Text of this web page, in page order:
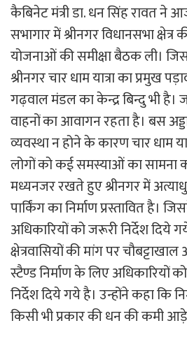
कैबिनेट मंत्री डा. धन सिंह रावत ने
सभागार में श्रीनगर विधानसभा क्षेत्र
योजनाओं की समीक्षा बैठक ली।
श्रीनगर चार धाम यात्रा का प्रमुख
गढ़वाल मंडल का केन्द्र बिन्दु भी है।
वाहनों का आवागन रहता है। बस
व्यवस्था न होने के कारण चार धाम
लोगों को कई समस्याओं का सामना
मध्यनजर रखते हुए श्रीनगर में
पार्किंग का निर्माण प्रस्तावित है।
अधिकारियों को जरूरी निर्देश दिये
क्षेत्रवासियों की मांग पर
स्टैण्ड निर्माण के लिए अधिकारियों
निर्देश दिये गये है। उन्होंने कहा कि
किसी भी प्रकार की धन की कमी